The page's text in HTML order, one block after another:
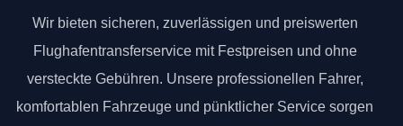
Wir bieten sicheren, zuverlässigen und preiswerten
Flughafentransferservice mit Festpreisen und ohne
versteckte Gebühren. Unsere professionellen Fahrer,
komfortablen Fahrzeuge und pünktlicher Service sorgen